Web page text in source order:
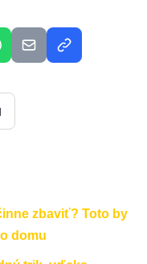
zbaviť? Toto by
domu